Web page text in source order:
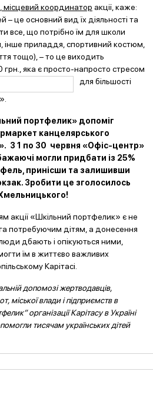
координатор акції, каже:
– це основний вид їх діяльності та
все, що потрібно їм для школи
приладдя, спортивний костюм,
тощо), – то це виходить
яка єпросто-напросто стресом
для більшості
портфелик» допоміг
канцелярського
З 1 по 30 червня «Офіс-центр»
могли придбати із 25%
принісши та залишивши
Зробити це зголосилось
акції «Шкільний портфелик» є не
потребуючим дітям, а донесення
дбають і опікуються ними,
їм в життєво важливих
Карітасі.
допомозі жертводавців,
міської влади і підприємств в
організації Карітасу в Україні
тисячам українських дітей